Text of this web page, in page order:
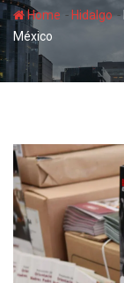
Home - Hidalgo-
México